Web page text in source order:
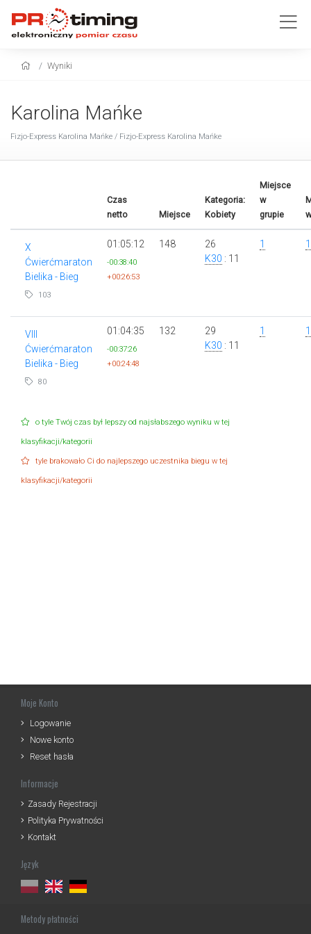
Wyniki
Karolina Mańke
Fizjo-Express Karolina Mańke / Fizjo-Express Karolina Mańke
Czas
netto
Miejsce
Kategoria:
Kobiety
Miejsce
w
grupie
X
Ćwierćmaraton
Bielika - Bieg
103
01:05:12
-00:38:40
+00:26:53
148
26
K30 : 11
1 1
VIII
Ćwierćmaraton
Bielika - Bieg
80
01:04:35
-00:37:26
+00:24:48
132
29
K30 : 11
1 1
o tyle Twój czas był lepszy od najsłabszego wyniku w tej
klasyfikacji/kategorii
tyle brakowało Ci do najlepszego uczestnika biegu w tej
klasyfikacji/kategorii
Moje Konto
Logowanie
Nowe konto
Reset hasła
Informacje
Zasady Rejestracji
Polityka Prywatności
Kontakt
Język
Metody płatności